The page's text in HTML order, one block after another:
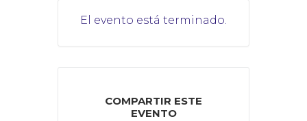
El evento está terminado.
COMPARTIR ESTE
EVENTO